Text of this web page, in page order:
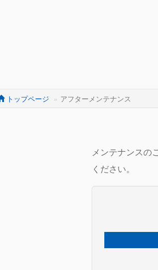
トップページ アフターメンテナンス
メンテナンスの
ください。